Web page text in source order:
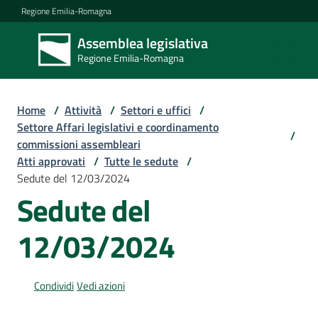
Vai al contenuto
Vai alla navigazione
Vai al footer
Regione Emilia-Romagna
Assemblea legislativa
Regione Emilia-Romagna
Assemblea
legislativa
Regione Emilia-
Assemblea
Attività
Argomenti
Home / Attività / Settori e uffici /
Settore Affari legislativi e coordinamento
commissioni assembleari
/
Atti approvati / Tutte le sedute /
Sedute del 12/03/2024
Sedute del
12/03/2024
CondividiVedi azioni